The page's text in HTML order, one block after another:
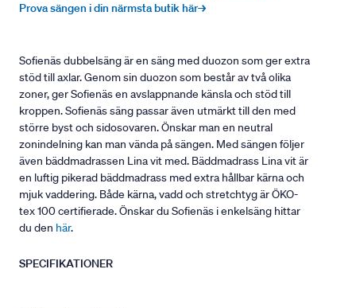
Prova sängen i din närmsta butik här→
Sofienäs dubbelsäng är en säng med duozon som ger extra
stöd till axlar. Genom sin duozon som består av två olika
zoner, ger Sofienäs en avslappnande känsla och stöd till
kroppen. Sofienäs säng passar även utmärkt till den med
större byst och sidosovaren. Önskar man en neutral
zonindelning kan man vända på sängen. Med sängen följer
även bäddmadrassen Lina vit med. Bäddmadrass Lina vit är
en luftig pikerad bäddmadrass med extra hållbar kärna och
mjuk vaddering. Både kärna, vadd och stretchtyg är ÖKO-
tex 100 certifierade. Önskar du Sofienäs i enkelsäng hittar
du den här.
SPECIFIKATIONER